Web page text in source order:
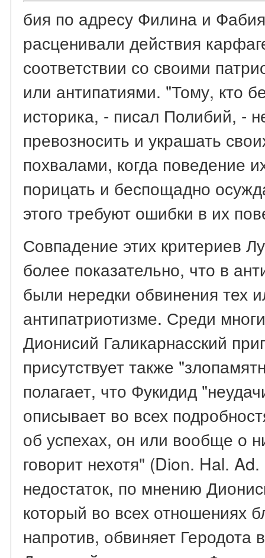
бия по адресу Филина и
расценивали действия
соответствии со своими
или антипатиями. "Тому, кто
историка, - писал Полибий, -
превозносить и украшать
похвалами, когда поведение
порицать и беспощадно
этого требуют ошибки в их
Совпадение этих критериев
более показательно, что в
были нередки обвинения тех
антипатриотизме. Среди
Дионисий Галикарнасский
присутствует также
полагает, что Фукидид
описывает во всех
об успехах, он или вообще о
говорит нехотя" (Dion. Hal.
недостаток, по мнению
который во всех отношениях
напротив, обвиняет Геродота